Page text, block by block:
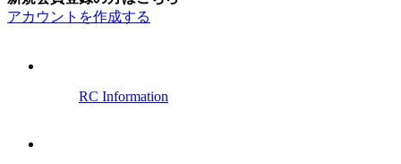
アカウントを作成する
RC Information